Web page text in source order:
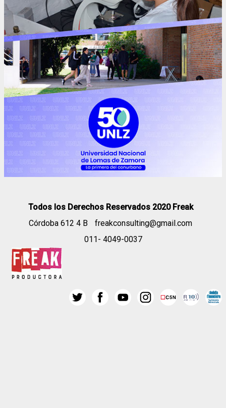
Todos los Derechos Reservados 2020 Freak
Córdoba 612 4 B
freakconsulting@gmail.com
011- 4049-0037